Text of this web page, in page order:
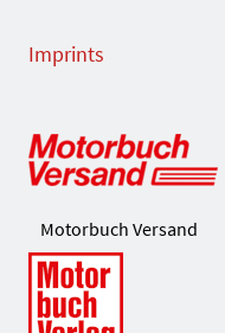
Imprints
Motorbuch Versand